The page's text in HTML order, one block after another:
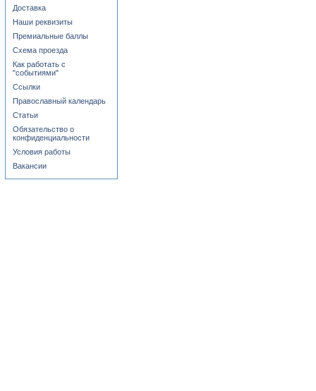
Доставка
Наши реквизиты
Премиальные баллы
Схема проезда
Как работать с
"событиями"
Ссылки
Православный календарь
Статьи
Обязательство о
конфиденциальности
Условия работы
Вакансии